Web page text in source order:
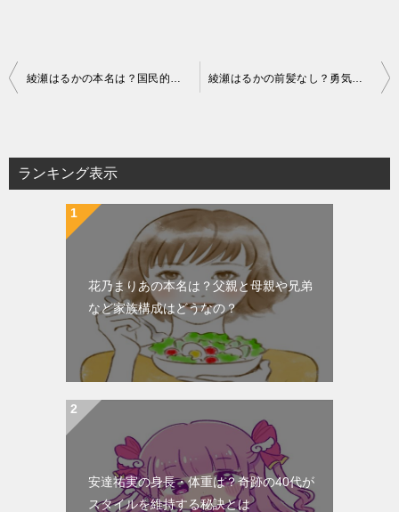
投
ビ
ゲ
綾瀬はるかの本名は？国民的アイドルによって熱愛中彼氏が浮上？ 綾瀬はるかの前髪なし？勇気が必要？オーダー方法
ランキング表示
花乃まりあの本名は？父親と母親や兄弟
など家族構成はどうなの？
安達祐実の身長・体重は？奇跡の40代が
スタイルを維持する秘訣とは